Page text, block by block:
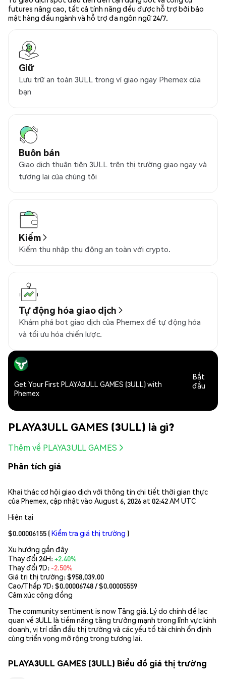
futures nâng cao, tất cả tính năng đều được hỗ trợ bởi bảo
mật hàng đầu ngành và hỗ trợ đa ngôn ngữ 24/7.
Giữ
Lưu trữ an toàn 3ULL trong ví giao ngay Phemex của
bạn
Buôn bán
Giao dịch thuận tiện 3ULL trên thị trường giao ngay và
tương lai của chúng tôi
Kiếm
Kiếm thu nhập thụ động an toàn với crypto.
Tự động hóa giao dịch
Khám phá bot giao dịch của Phemex để tự động hóa
và tối ưu hóa chiến lược.
Get Your First PLAYA3ULL GAMES (3ULL) with
Phemex
Bắt
đầu
PLAYA3ULL GAMES (3ULL) là gì?
Thêm về PLAYA3ULL GAMES
Phân tích giá
Khai thác cơ hội giao dịch với thông tin chi tiết thời gian thực
của Phemex, cập nhật vào August 6, 2026 at 02:42 AM UTC
Hiện tại
$0.00006155 (Kiểm tra giá thị trường )
Xu hướng gần đây
Thay đổi 24H:+2.40%
Thay đổi 7D: -2.50%
Giá trị thị trường:$958,039.00
Cao/Thấp 7D: $0.00006748/ $0.00005559
Cảm xúc cộng đồng
The community sentiment is now Tăng giá. Lý do chính để lạc
quan về 3ULL là tiềm năng tăng trưởng mạnh trong lĩnh vực kinh
doanh, vị trí dẫn đầu thị trường và các yếu tố tài chính ổn định
cùng triển vọng mở rộng trong tương lai.
PLAYA3ULL GAMES (3ULL) Biểu đồ giá thị trường